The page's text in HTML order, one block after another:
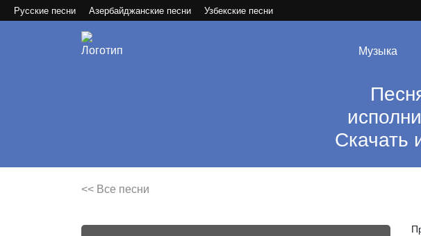
Русские песни Азербайджанские песни Узбекские песни
Музыка
Скачать
<< Все песни